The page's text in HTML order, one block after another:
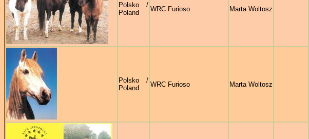
Polsko /
Poland
WRC Furioso Marta Woltosz
Polsko /
Poland
WRC Furioso Marta Woltosz